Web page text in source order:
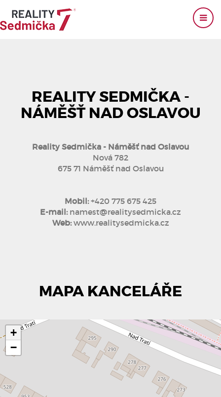
REALITY SEDMIČKA -
NÁMĚŠŤ NAD OSLAVOU
Reality Sedmička - Náměšť nad Oslavou
Nová 782
675 71 Náměšť nad Oslavou
Mobil: +420 775 675 425
E-mail: namest@realitysedmicka.cz
Web: www.realitysedmicka.cz
MAPA KANCELÁŘE
+
−